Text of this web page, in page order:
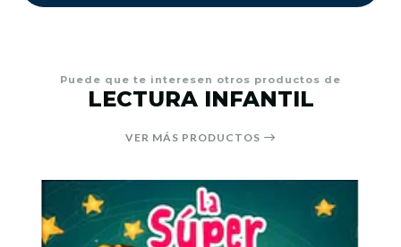
Puede que te interesen otros productos de
LECTURA INFANTIL
VER MÁS PRODUCTOS